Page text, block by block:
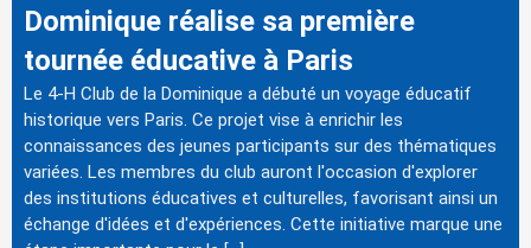
Dominique réalise sa première
tournée éducative à Paris
Le 4-H Club de la Dominique a débuté un voyage éducatif
historique vers Paris. Ce projet vise à enrichir les
connaissances des jeunes participants sur des thématiques
variées. Les membres du club auront l'occasion d'explorer
des institutions éducatives et culturelles, favorisant ainsi un
échange d'idées et d'expériences. Cette initiative marque une